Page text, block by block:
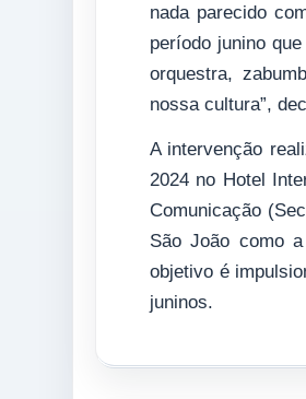
nada parecido
período junino
orquestra,
nossa cultura”,
A intervenção
2024 no Hotel
Comunicação
São João como
objetivo é
juninos.